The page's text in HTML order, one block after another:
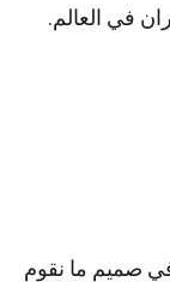
في العالم.
صميم ما نقوم